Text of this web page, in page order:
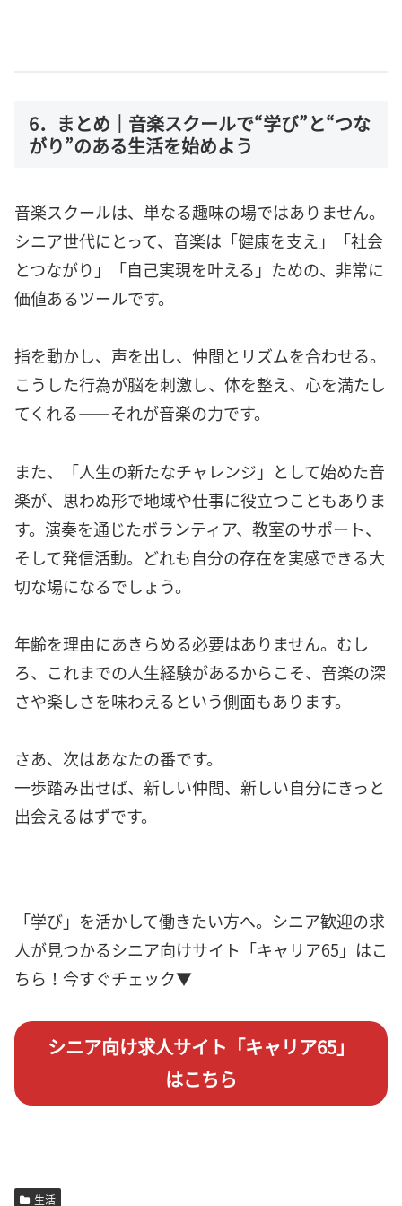
6．まとめ｜音楽スクールで“学び”と“つな
がり”のある生活を始めよう
音楽スクールは、単なる趣味の場ではありません。
シニア世代にとって、音楽は「健康を支え」「社会
とつながり」「自己実現を叶える」ための、非常に
価値あるツールです。
指を動かし、声を出し、仲間とリズムを合わせる。
こうした行為が脳を刺激し、体を整え、心を満たし
てくれる――それが音楽の力です。
また、「人生の新たなチャレンジ」として始めた音
楽が、思わぬ形で地域や仕事に役立つこともありま
す。演奏を通じたボランティア、教室のサポート、
そして発信活動。どれも自分の存在を実感できる大
切な場になるでしょう。
年齢を理由にあきらめる必要はありません。むし
ろ、これまでの人生経験があるからこそ、音楽の深
さや楽しさを味わえるという側面もあります。
さあ、次はあなたの番です。
一歩踏み出せば、新しい仲間、新しい自分にきっと
出会えるはずです。
「学び」を活かして働きたい方へ。シニア歓迎の求
人が見つかるシニア向けサイト「キャリア65」はこ
ちら！今すぐチェック▼
シニア向け求人サイト「キャリア65」
はこちら
生活